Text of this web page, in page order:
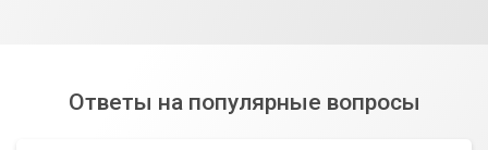
Ответы на популярные вопросы